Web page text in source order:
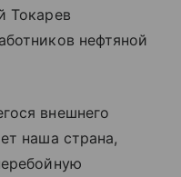
Токарев
нефтяной
внешнего
наша страна,